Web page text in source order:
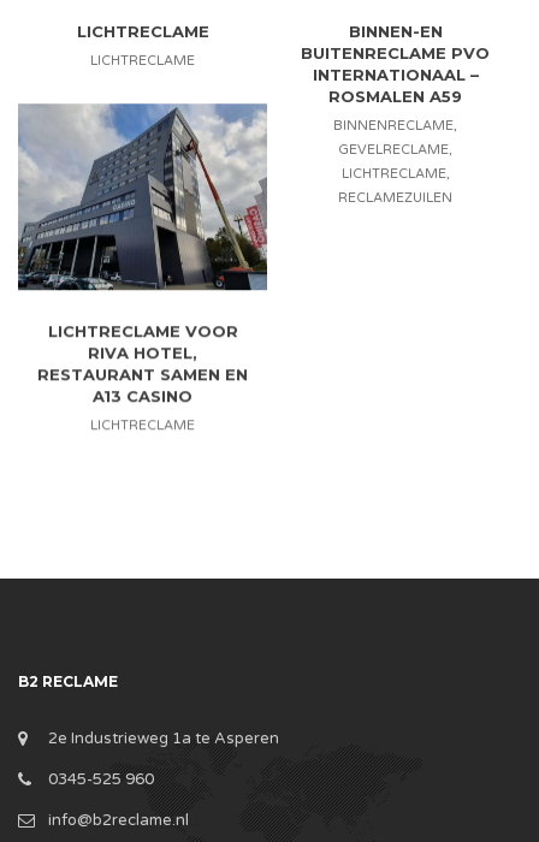
LICHTRECLAME
LICHTRECLAME
BINNEN-EN
BUITENRECLAME PVO
INTERNATIONAAL –
ROSMALEN A59
BINNENRECLAME,
GEVELRECLAME,
LICHTRECLAME,
RECLAMEZUILEN
LICHTRECLAME VOOR
RIVA HOTEL,
RESTAURANT SAMEN EN
A13 CASINO
LICHTRECLAME
B2 RECLAME
2e Industrieweg 1a te Asperen
0345-525 960
info@b2reclame.nl